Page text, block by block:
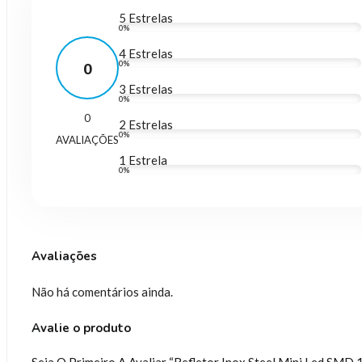
0
0
AVALIAÇÕES
5 Estrelas
0%
4 Estrelas
0%
3 Estrelas
0%
2 Estrelas
0%
1 Estrela
0%
Avaliações
Não há comentários ainda.
Avalie o produto